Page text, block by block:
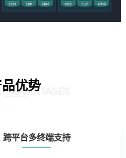
优势
ADVANTAGES
跨平台多终端支持